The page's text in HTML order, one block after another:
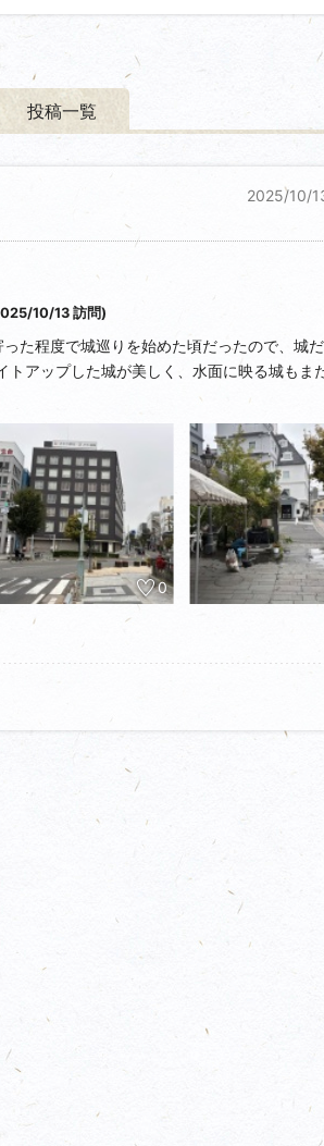
投稿一覧
2025/10/
10/13 訪問)
た程度で城巡りを始めた頃だったので、城
アップした城が美しく、水面に映る城もま
がら松本城へ。
越えたところなのでもしやと思い見回すと近
ろいろ発見があり面白い。気がつくと少しず
ウンド主体にたくさんいらっしゃいました。
てスムーズに入場。
ットなどで渋滞するので、朝イチの8:30が
感じながら歩くと面白いのと、総堀の南側
ら街歩きでき楽しい。
れて楽しかったです。
た来たい街、城だなぁと思いました。
0